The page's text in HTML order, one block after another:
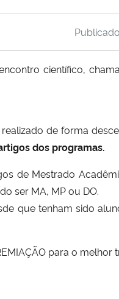
científico,
de forma
dos programas.
de Mestrado
ser MA, MP ou DO.
que tenham sido
para o